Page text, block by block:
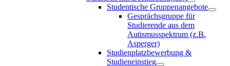
Studentische Gruppenangebote
Gesprächsgruppe für
Studierende aus dem
Autismusspektrum (z.B.
Asperger)
Studienplatzbewerbung &
Studieneinstieg